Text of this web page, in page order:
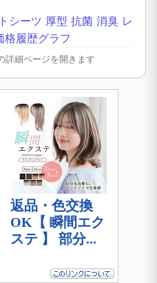
詳細ページを開きます